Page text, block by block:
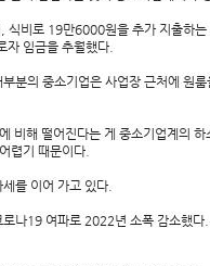
비로 19만6000원을 추가 지출하는
임금을 추월했다.
분의 중소기업은 사업장 근처에 원
비해 떨어진다는 게 중소기업계의
렵기 때문이다.
를 이어 가고 있다.
나19 여파로 2022년 소폭 감소했다.